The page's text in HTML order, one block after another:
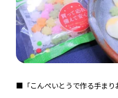
■「こんぺいとうで作る手まり